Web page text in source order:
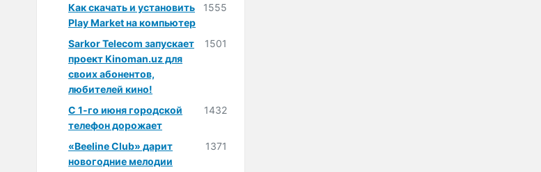
Как скачать и установить
Play Market на компьютер
1555
Sarkor Telecom запускает
проект Kinoman.uz для
своих абонентов,
любителей кино!
1501
С 1-го июня городской
телефон дорожает
1432
«Beeline Club» дарит
новогодние мелодии
1371